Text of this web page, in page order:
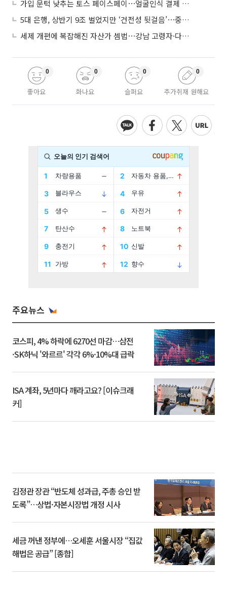
가입 문턱 낮추는 토스 페이스페이⋯얼굴인식 결제 확산 속도낸다
5대 은행, 상반기 9조 벌었지만 ‘건전성 뒷걸음’⋯중기대출 문턱 높아지나
세제 개편에 복잡해진 자산가 셈법⋯강남 고령자·다주택자 ‘자산재편 고심’
좋아요
0
화나요
0
슬퍼요
0
추가취재 원해요
0
주요뉴스
코스피, 4% 하락에 6270선 마감…삼전
·SK하닉 '와르르' 각각 6%·10%대 급락
ISA 계좌, 5년마다 깨라고요? [이슈크래
커]
김정관 장관 “반도체 성과급, 주총 승인 받
도록”…상법·자본시장법 개정 시사
세금 꺼낸 정부에…오세훈 서울시장 “집값
해법은 공급” [종합]